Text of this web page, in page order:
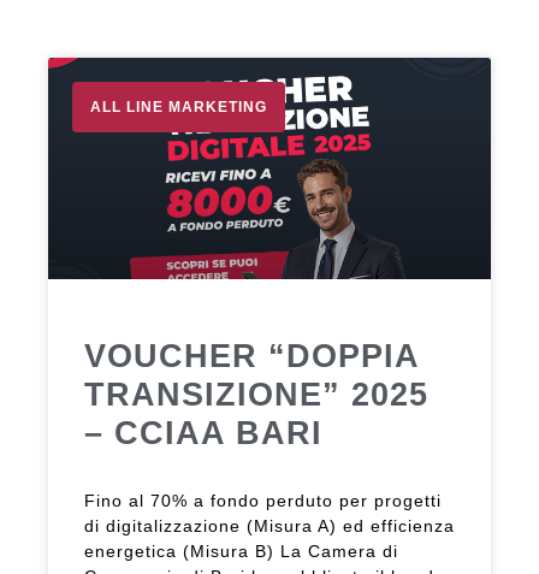
ALL LINE MARKETING
VOUCHER “DOPPIA
TRANSIZIONE” 2025
– CCIAA BARI
Fino al 70% a fondo perduto per progetti
di digitalizzazione (Misura A) ed efficienza
energetica (Misura B) La Camera di